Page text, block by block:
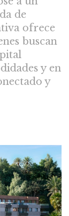
de
ofrece
buscan
y en
y